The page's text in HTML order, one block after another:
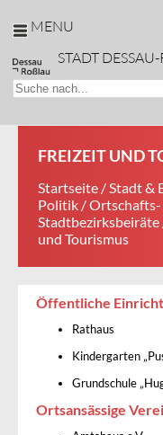
MENU
STADT
FREIZEIT UND
Startseite /Stadt &
Politik /Ortschafts-
Stadtbezirksbeiräte
und Tourismus
Öffentliche
Rathaus
Kindergarten
Grundschule
Ortsansässige